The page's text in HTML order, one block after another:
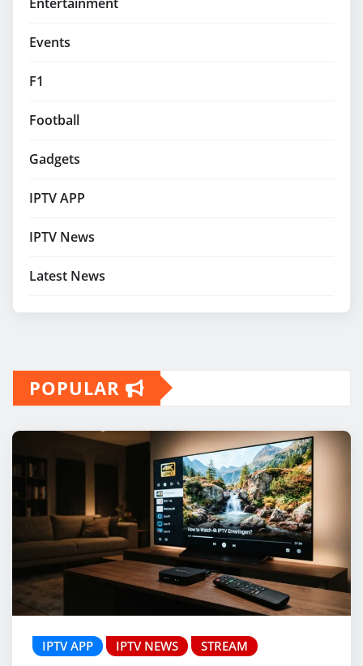
Events
F1
Football
Gadgets
IPTV APP
IPTV News
Latest News
POPULAR
IPTV APP IPTV NEWS STREAM